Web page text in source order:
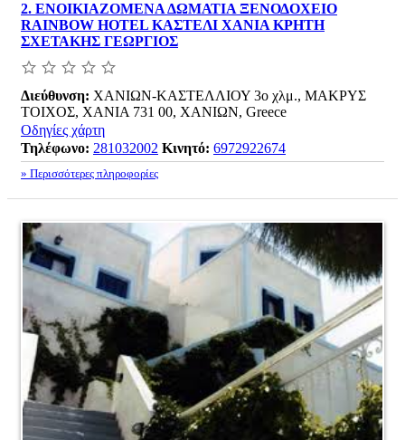
2. ΕΝΟΙΚΙΑΖΟΜΕΝΑ ΔΩΜΑΤΙΑ ΞΕΝΟΔΟΧΕΙΟ
RAINBOW HOTEL ΚΑΣΤΕΛΙ ΧΑΝΙΑ ΚΡΗΤΗ
ΣΧΕΤΑΚΗΣ ΓΕΩΡΓΙΟΣ
Διεύθυνση: ΧΑΝΙΩΝ-ΚΑΣΤΕΛΛΙΟΥ 3ο χλμ., ΜΑΚΡΥΣ
ΤΟΙΧΟΣ, ΧΑΝΙΑ 731 00, ΧΑΝΙΩΝ, Greece
Οδηγίες χάρτη
Τηλέφωνο: 281032002 Κινητό: 6972922674
» Περισσότερες πληροφορίες